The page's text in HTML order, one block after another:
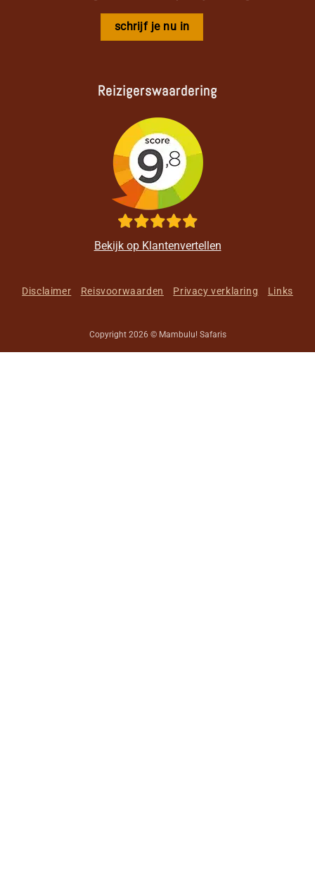
Reizigerswaardering
Bekijk op Klantenvertellen
Disclaimer Reisvoorwaarden Privacy verklaring Links
Copyright 2026 © Mambulu! Safaris